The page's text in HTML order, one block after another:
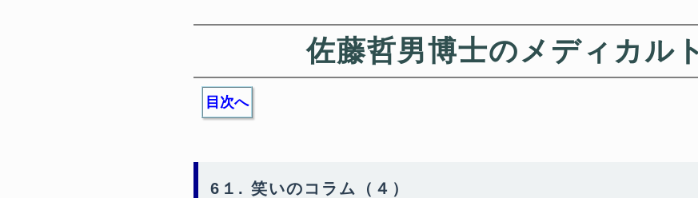
佐藤哲男博士のメディカル
目次へ
6１. 笑いのコラム（４）